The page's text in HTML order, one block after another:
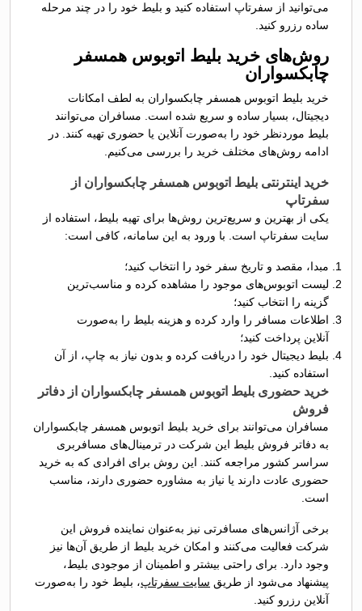
می‌توانید از سفرتاپ استفاده کنید و بلیط خود را در چند مرحله
ساده رزرو کنید.
روش‌های خرید بلیط اتوبوس همسفر
چابکسواران
خرید بلیط اتوبوس همسفر چابکسواران به لطف امکانات
دیجیتال، بسیار ساده و سریع شده است. مسافران می‌توانند
بلیط موردنظر خود را به‌صورت آنلاین یا حضوری تهیه کنند. در
ادامه روش‌های مختلف خرید را بررسی می‌کنیم.
خرید اینترنتی بلیط اتوبوس همسفر چابکسواران از
سفرتاپ
یکی از بهترین و سریع‌ترین روش‌ها برای تهیه بلیط، استفاده از
سایت سفرتاپ است. با ورود به این سامانه، کافی است:
مبدا، مقصد و تاریخ سفر خود را انتخاب کنید؛
لیست اتوبوس‌های موجود را مشاهده کرده و مناسب‌ترین
گزینه را انتخاب کنید؛
اطلاعات مسافر را وارد کرده و هزینه بلیط را به‌صورت
آنلاین پرداخت کنید؛
بلیط دیجیتال خود را دریافت کرده و بدون نیاز به چاپ، از آن
استفاده کنید.
خرید حضوری بلیط اتوبوس همسفر چابکسواران از دفاتر
فروش
مسافران می‌توانند برای خرید بلیط اتوبوس همسفر چابکسواران
به دفاتر فروش بلیط این شرکت در ترمینال‌های مسافربری
سراسر کشور مراجعه کنند. این روش برای افرادی که به خرید
حضوری عادت دارند یا نیاز به مشاوره حضوری دارند، مناسب
است.
برخی آژانس‌های مسافرتی نیز به‌عنوان نماینده فروش این
شرکت فعالیت می‌کنند و امکان خرید بلیط از طریق آن‌ها نیز
وجود دارد. برای راحتی بیشتر و اطمینان از موجودی بلیط،
پیشنهاد می‌شود از طریق سایت سفرتاپ، بلیط خود را به‌صورت
آنلاین رزرو کنید.